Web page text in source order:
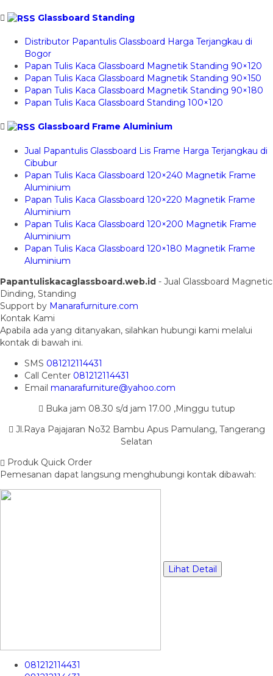
Glassboard Standing
Distributor Papantulis Glassboard Harga Terjangkau di
Bogor
Papan Tulis Kaca Glassboard Magnetik Standing 90×120
Papan Tulis Kaca Glassboard Magnetik Standing 90×150
Papan Tulis Kaca Glassboard Magnetik Standing 90×180
Papan Tulis Kaca Glassboard Standing 100×120
Glassboard Frame Aluminium
Jual Papantulis Glassboard Lis Frame Harga Terjangkau di
Cibubur
Papan Tulis Kaca Glassboard 120×240 Magnetik Frame
Aluminium
Papan Tulis Kaca Glassboard 120×220 Magnetik Frame
Aluminium
Papan Tulis Kaca Glassboard 120×200 Magnetik Frame
Aluminium
Papan Tulis Kaca Glassboard 120×180 Magnetik Frame
Aluminium
Papantuliskacaglassboard.web.id - Jual Glassboard Magnetic
Dinding, Standing
Support by Manarafurniture.com
Kontak Kami
Apabila ada yang ditanyakan, silahkan hubungi kami melalui
kontak di bawah ini.
SMS 081212114431
Call Center 081212114431
Email manarafurniture@yahoo.com
Buka jam 08.30 s/d jam 17.00 ,Minggu tutup
Jl.Raya Pajajaran No32 Bambu Apus Pamulang, Tangerang
Selatan
Produk Quick Order
Pemesanan dapat langsung menghubungi kontak dibawah:
Lihat Detail
081212114431